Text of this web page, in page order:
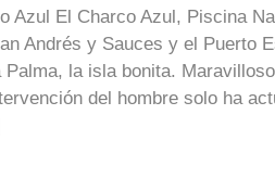
Azul El Charco Azul, Piscina
Andrés y Sauces y el Puerto
Palma, la isla bonita.
del hombre solo ha